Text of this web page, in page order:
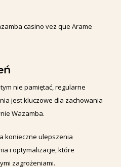
nie pamiętać, regularne
jest kluczowe dla zachowania
Wazamba.
konieczne ulepszenia
i optymalizacje, które
zagrożeniami.